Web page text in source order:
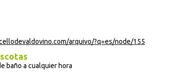
arquivo/?q=es/node/155
baño a cualquier hora